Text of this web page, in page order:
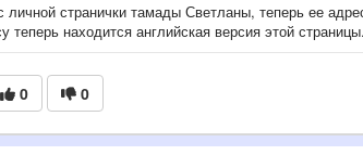
личной странички тамады Светланы, теперь ее
теперь находится английская версия этой страницы.
0 0